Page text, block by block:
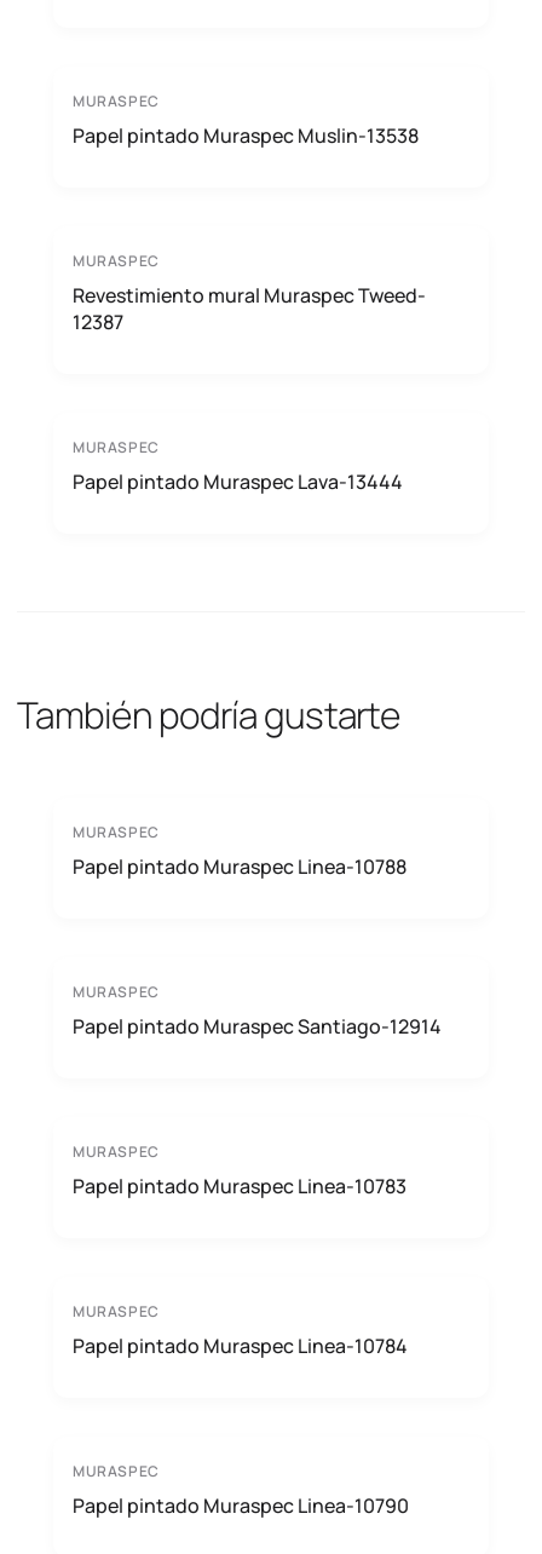
MURASPEC
Papel pintado Muraspec Muslin-13538
MURASPEC
Revestimiento mural Muraspec Tweed-
12387
MURASPEC
Papel pintado Muraspec Lava-13444
También podría gustarte
MURASPEC
Papel pintado Muraspec Linea-10788
MURASPEC
Papel pintado Muraspec Santiago-12914
MURASPEC
Papel pintado Muraspec Linea-10783
MURASPEC
Papel pintado Muraspec Linea-10784
MURASPEC
Papel pintado Muraspec Linea-10790